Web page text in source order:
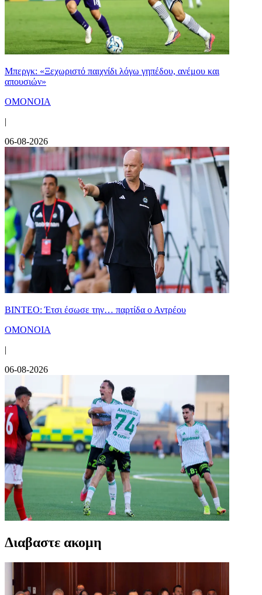
Μπεργκ: «Ξεχωριστό παιχνίδι λόγω γηπέδου, ανέμου και
απουσιών»
ΟΜΟΝΟΙΑ
|
06-08-2026
ΒΙΝΤΕΟ: Έτσι έσωσε την… παρτίδα ο Αντρέου
ΟΜΟΝΟΙΑ
|
06-08-2026
Διαβαστε ακομη